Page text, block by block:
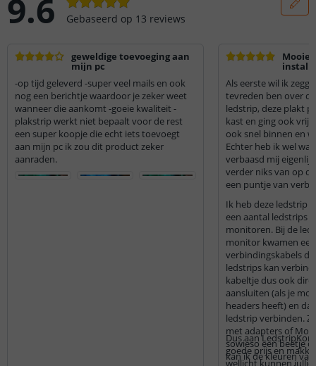
9.6 Gebaseerd op 13 reviews
geweldige toevoeging aan
mijn pc
-op tijd geleverd -super veel mails en ook
nog een berichtje waardoor je zeker weet
wanneer die aankomt -goeie kwaliteit -
plakstrip werkt niet bepaalt voor de rest
een super koopje die echt iets toevoegt
aan mijn pc ik zou dit product zeker
aanraden.
Mooie
Als eerste wil ik
tevreden ben over
ledstrip, deze plakt
kast en ging ook vrij
ook snel binnen en
Echter heb ik wel
verbaasd mij
verder niks van op
een puntje van
Ik heb deze ledstrip
een aantal ledstrips
monitoren. Bij de
monitor kwamen
verbindingskabels
ledstrips kan
kabeltje dus ook
aansluiten (als je
headers heeft) en
ledstrip verbinden.
met adapters of
sowieso een beetje
kan ik de kleuren
Dus aan
goede prijs en
wellicht kunnen